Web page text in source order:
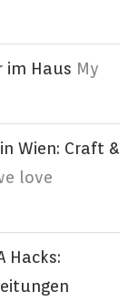
im Haus My
Wien: Craft &
love
Hacks: